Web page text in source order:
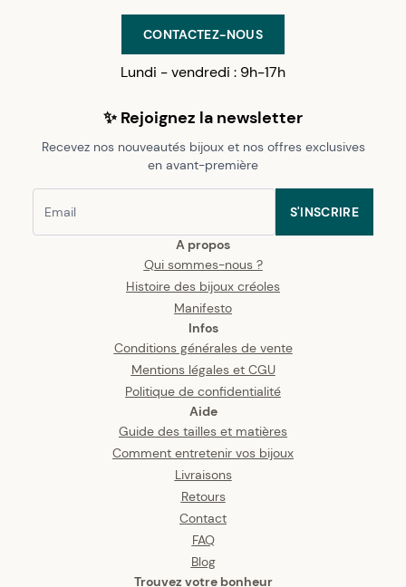
A propos
Qui sommes-nous ?
Histoire des bijoux créoles
Manifesto
Infos
Conditions générales de vente
Mentions légales et CGU
Politique de confidentialité
Aide
Guide des tailles et matières
Comment entretenir vos bijoux
Livraisons
Retours
Contact
FAQ
Blog
Trouvez votre bonheur
CONTACTEZ-NOUS
Lundi - vendredi : 9h-17h
✨ Rejoignez la newsletter
Recevez nos nouveautés bijoux et nos offres exclusives
en avant-première
S'INSCRIRE